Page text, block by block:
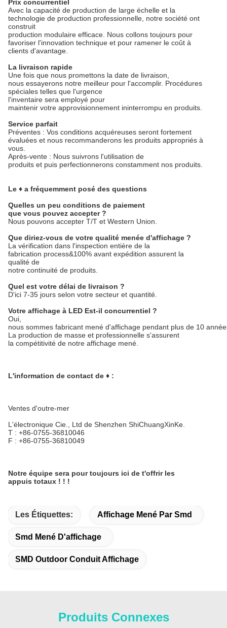
Prix concurrentiel
Avec la capacité de production de large échelle et la
technologie de production professionnelle, notre société ont
construit
production modulaire efficace. Nous collons toujours pour
favoriser l'innovation technique et pour ramener le coût à
clients d'avantage.
La livraison rapide
Une fois que nous promettons la date de livraison,
nous essayerons notre meilleur pour l'accomplir. Procédures
spéciales telles que l'urgence
l'inventaire sera employé pour
maintenir votre approvisionnement ininterrompu en produits.
Service parfait
Préventes : Vos conditions acquéreuses seront fortement
évaluées et nous recommanderons les produits appropriés à
vous.
Après-vente : Nous suivrons l'utilisation de
produits et puis perfectionnerons constamment nos produits.
Le ♦ a fréquemment posé des questions
Quelles un peu conditions de paiement
que vous pouvez accepter ?
Nous pouvons accepter T/T et Western Union.
Que diriez-vous de votre qualité menée d'affichage ?
La vérification dans l'inspection entière de la
fabrication process&100% avant expédition assurent la
qualité de
notre continuité de produits.
Quel est votre délai de livraison ?
D'ici 7-35 jours selon votre secteur et quantité.
Votre affichage à LED Est-il concurrentiel ?
Oui,
nous sommes fabricant mené d'affichage pendant plus de 10
La production de masse et professionnelle s'assurent
la compétitivité de notre affichage mené.
L'information de contact de ♦ :
Ventes d'outre-mer
L'électronique Cie., Ltd de Shenzhen ShiChuangXinKe.
T : +86-0755-36810046
F : +86-0755-36810049
Notre équipe sera pour toujours ici de t'offrir les
appuis totaux ! ! !
Les Étiquettes: Affichage Mené Par Smd
Smd Mené D'affichage
SMD Outdoor Conduit Affichage
Produits Connexes